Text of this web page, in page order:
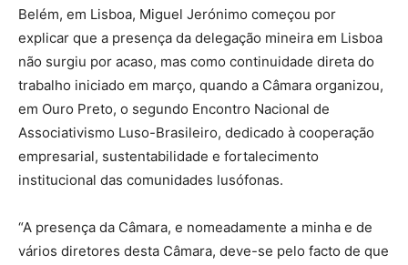
Belém, em Lisboa, Miguel Jerónimo começou por
explicar que a presença da delegação mineira em Lisboa
não surgiu por acaso, mas como continuidade direta do
trabalho iniciado em março, quando a Câmara organizou,
em Ouro Preto, o segundo Encontro Nacional de
Associativismo Luso-Brasileiro, dedicado à cooperação
empresarial, sustentabilidade e fortalecimento
institucional das comunidades lusófonas.
“A presença da Câmara, e nomeadamente a minha e de
vários diretores desta Câmara, deve-se pelo facto de que